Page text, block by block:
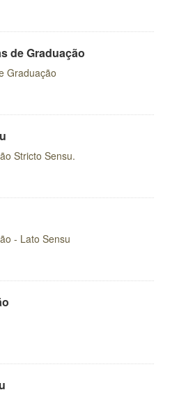
de Graduação
Graduação
Stricto Sensu.
- Lato Sensu